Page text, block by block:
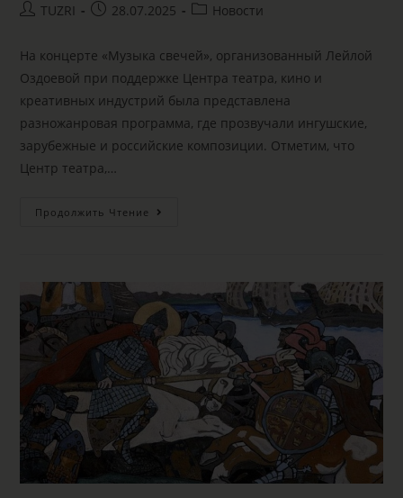
TUZRI 28.07.2025 Новости
На концерте «Музыка свечей», организованный Лейлой
Оздоевой при поддержке Центра театра, кино и
креативных индустрий была представлена
разножанровая программа, где прозвучали ингушские,
зарубежные и российские композиции. Отметим, что
Центр театра,…
Продолжить Чтение